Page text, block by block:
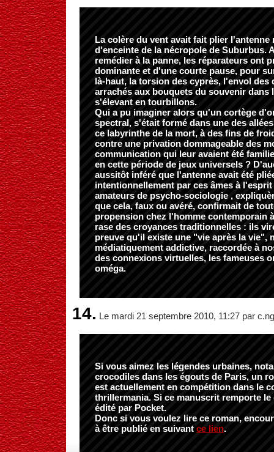
La colère du vent avait fait plier l'antenne
d'enceinte de la nécropole de Suburbus.
remédier à la panne, les réparateurs ont
dominante et d'une courte pause, pour
là-haut, la torsion des cyprès, l'envol des
arrachés aux bouquets du souvenir dans
s'élevant en tourbillons.
Qui a pu imaginer alors qu'un cortège
spectral, s'était formé dans une des
ce labyrinthe de la mort, à des fins de
contre une privation dommageable des
communication qui leur avaient été
en cette période de jeux universels ?
aussitôt inféré que l'antenne avait été
intentionnellement par ces âmes à
amateurs de psycho-sociologie ,
que cela, faux ou avéré, confirmait de
propension chez l'homme contemporain
rase des croyances traditionnelles : ils
preuve qu'il existe une "vie après la vie",
médiatiquement addictive, raccordée à
des connexions virtuelles, les fameuses
oméga.
14. Le mardi 21 septembre 2010, 11:27 par
Si vous aimez les légendes urbaines,
crocodiles dans les égouts de Paris, un
est actuellement en compétition dans le
thrillermania. Si ce manuscrit remporte
édité par Pocket.
Donc si vous voulez lire ce roman,
à être publié en suivant ce lien.